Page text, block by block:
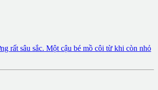
rất sâu sắc. Một cậu bé mồ côi từ khi còn nhỏ